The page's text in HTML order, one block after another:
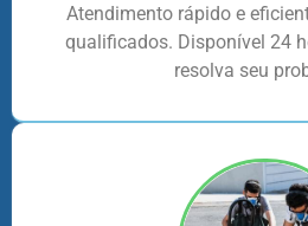
Atendimento rápido e
qualificados. Disponível 24
resolva seu